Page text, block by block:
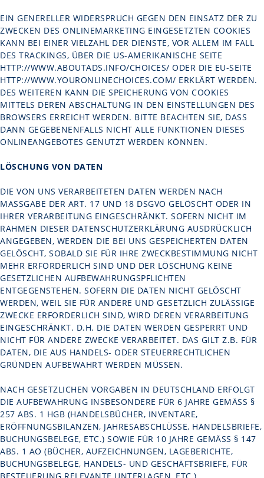
EIN GENERELLER WIDERSPRUCH GEGEN DEN EINSATZ DER ZU
ZWECKEN DES ONLINEMARKETING EINGESETZTEN COOKIES
KANN BEI EINER VIELZAHL DER DIENSTE, VOR ALLEM IM FALL
DES TRACKINGS, ÜBER DIE US-AMERIKANISCHE SEITE
HTTP://WWW.ABOUTADS.INFO/CHOICES/ ODER DIE EU-SEITE
HTTP://WWW.YOURONLINECHOICES.COM/ ERKLÄRT WERDEN.
DES WEITEREN KANN DIE SPEICHERUNG VON COOKIES
MITTELS DEREN ABSCHALTUNG IN DEN EINSTELLUNGEN DES
BROWSERS ERREICHT WERDEN. BITTE BEACHTEN SIE, DASS
DANN GEGEBENENFALLS NICHT ALLE FUNKTIONEN DIESES
ONLINEANGEBOTES GENUTZT WERDEN KÖNNEN.
LÖSCHUNG VON DATEN
DIE VON UNS VERARBEITETEN DATEN WERDEN NACH
MASSGABE DER ART. 17 UND 18 DSGVO GELÖSCHT ODER IN I
HRER VERARBEITUNG EINGESCHRÄNKT. SOFERN NICHT IM R
AHMEN DIESER DATENSCHUTZERKLÄRUNG AUSDRÜCKLICH A
NGEGEBEN, WERDEN DIE BEI UNS GESPEICHERTEN DATEN G
ELÖSCHT, SOBALD SIE FÜR IHRE ZWECKBESTIMMUNG NICHT M
EHR ERFORDERLICH SIND UND DER LÖSCHUNG KEINE G
ESETZLICHEN AUFBEWAHRUNGSPFLICHTEN E
NTGEGENSTEHEN. SOFERN DIE DATEN NICHT GELÖSCHT W
ERDEN, WEIL SIE FÜR ANDERE UND GESETZLICH ZULÄSSIGE Z
WECKE ERFORDERLICH SIND, WIRD DEREN VERARBEITUNG E
INGESCHRÄNKT. D.H. DIE DATEN WERDEN GESPERRT UND N
ICHT FÜR ANDERE ZWECKE VERARBEITET. DAS GILT Z.B. FÜR D
ATEN, DIE AUS HANDELS- ODER STEUERRECHTLICHEN G
RÜNDEN AUFBEWAHRT WERDEN MÜSSEN.
NACH GESETZLICHEN VORGABEN IN DEUTSCHLAND ERFOLGT
DIE AUFBEWAHRUNG INSBESONDERE FÜR 6 JAHRE GEMÄSS § 2
57 ABS. 1 HGB (HANDELSBÜCHER, INVENTARE, E
RÖFFNUNGSBILANZEN, JAHRESABSCHLÜSSE, HANDELSBRIEFE, B
UCHUNGSBELEGE, ETC.) SOWIE FÜR 10 JAHRE GEMÄSS § 147 AB
S. 1 AO (BÜCHER, AUFZEICHNUNGEN, LAGEBERICHTE, BU
CHUNGSBELEGE, HANDELS- UND GESCHÄFTSBRIEFE, FÜR BE